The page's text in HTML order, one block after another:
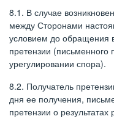
8.1. В случае
между Сторонами
условием до обращения
претензии
урегулировании спора).
8.2. Получатель
дня ее получения,
претензии о